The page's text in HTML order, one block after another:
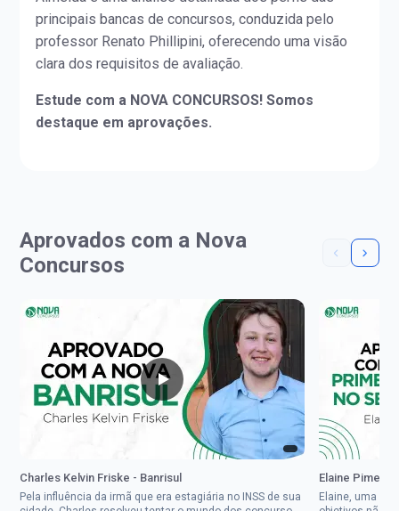
principais bancas de concursos, conduzida pelo
professor Renato Phillipini, oferecendo uma visão
clara dos requisitos de avaliação.
Estude com a NOVA CONCURSOS! Somos
destaque em aprovações.
Aprovados com a Nova
Concursos
Charles Kelvin Friske - Banrisul
Pela influência da irmã que era estagiária no INSS de sua
Elaine
Elaine, uma